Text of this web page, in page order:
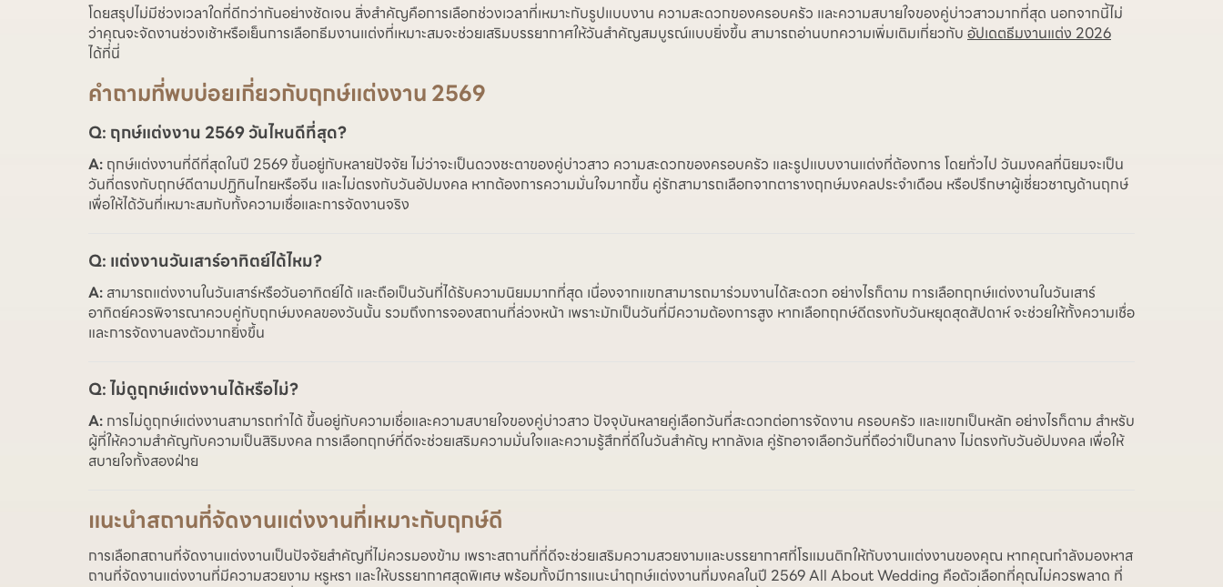
โดยสรุปไม่มีช่วงเวลาใดที่ดีกว่ากันอย่างชัดเจน สิ่งสำคัญคือการเลือกช่วงเวลาที่เหมาะกับรูปแบบงาน ความสะดวกของครอบครัว และความสบายใจของคู่บ่าวสาวมากที่สุด นอกจากนี้ไม่
ว่าคุณจะจัดงานช่วงเช้าหรือเย็นการเลือกธีมงานแต่งที่เหมาะสมจะช่วยเสริมบรรยากาศให้วันสำคัญสมบูรณ์แบบยิ่งขึ้น สามารถอ่านบทความเพิ่มเติมเกี่ยวกับ อัปเดตธีมงานแต่ง 2026
ได้ที่นี่
คำถามที่พบบ่อยเกี่ยวกับฤกษ์แต่งงาน 2569
Q: ฤกษ์แต่งงาน 2569 วันไหนดีที่สุด?
A: ฤกษ์แต่งงานที่ดีที่สุดในปี 2569 ขึ้นอยู่กับหลายปัจจัย ไม่ว่าจะเป็นดวงชะตาของคู่บ่าวสาว ความสะดวกของครอบครัว และรูปแบบงานแต่งที่ต้องการ โดยทั่วไป วันมงคลที่นิยมจะเป็น
วันที่ตรงกับฤกษ์ดีตามปฏิทินไทยหรือจีน และไม่ตรงกับวันอัปมงคล หากต้องการความมั่นใจมากขึ้น คู่รักสามารถเลือกจากตารางฤกษ์มงคลประจำเดือน หรือปรึกษาผู้เชี่ยวชาญด้านฤกษ์
เพื่อให้ได้วันที่เหมาะสมกับทั้งความเชื่อและการจัดงานจริง
Q: แต่งงานวันเสาร์อาทิตย์ได้ไหม?
A: สามารถแต่งงานในวันเสาร์หรือวันอาทิตย์ได้ และถือเป็นวันที่ได้รับความนิยมมากที่สุด เนื่องจากแขกสามารถมาร่วมงานได้สะดวก อย่างไรก็ตาม การเลือกฤกษ์แต่งงานในวันเสาร์
อาทิตย์ควรพิจารณาควบคู่กับฤกษ์มงคลของวันนั้น รวมถึงการจองสถานที่ล่วงหน้า เพราะมักเป็นวันที่มีความต้องการสูง หากเลือกฤกษ์ดีตรงกับวันหยุดสุดสัปดาห์ จะช่วยให้ทั้งความเชื่อ
และการจัดงานลงตัวมากยิ่งขึ้น
Q: ไม่ดูฤกษ์แต่งงานได้หรือไม่?
A: การไม่ดูฤกษ์แต่งงานสามารถทำได้ ขึ้นอยู่กับความเชื่อและความสบายใจของคู่บ่าวสาว ปัจจุบันหลายคู่เลือกวันที่สะดวกต่อการจัดงาน ครอบครัว และแขกเป็นหลัก อย่างไรก็ตาม สำหรับ
ผู้ที่ให้ความสำคัญกับความเป็นสิริมงคล การเลือกฤกษ์ที่ดีจะช่วยเสริมความมั่นใจและความรู้สึกที่ดีในวันสำคัญ หากลังเล คู่รักอาจเลือกวันที่ถือว่าเป็นกลาง ไม่ตรงกับวันอัปมงคล เพื่อให้
สบายใจทั้งสองฝ่าย
แนะนำสถานที่จัดงานแต่งงานที่เหมาะกับฤกษ์ดี
การเลือกสถานที่จัดงานแต่งงานเป็นปัจจัยสำคัญที่ไม่ควรมองข้าม เพราะสถานที่ที่ดีจะช่วยเสริมความสวยงามและบรรยากาศที่โรแมนติกให้กับงานแต่งงานของคุณ หากคุณกำลังมองหาส
ถานที่จัดงานแต่งงานที่มีความสวยงาม หรูหรา และให้บรรยากาศสุดพิเศษ พร้อมทั้งมีการแนะนำฤกษ์แต่งงานที่มงคลในปี 2569 All About Wedding คือตัวเลือกที่คุณไม่ควรพลาด ที่